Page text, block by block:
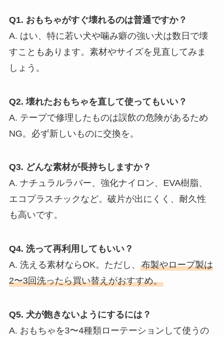
Q1. おもちゃがすぐ壊れるのは普通ですか？
A. はい、特に若い犬や噛み癖の強い犬は数日で壊
すこともあります。素材やサイズを見直してみま
しょう。
Q2. 壊れたおもちゃを直して使ってもいい？
A. テープで修理したものは誤飲の危険があるため
NG。必ず新しいものに交換を。
Q3. どんな素材が長持ちしますか？
A. ナチュラルラバー、強化ナイロン、EVA樹脂、
エコプラスチックなど。破片が出にくく、耐久性
も高いです。
Q4. 洗って再利用してもいい？
A. 洗える素材ならOK。ただし、 布製やロープ製は
2〜3回洗ったら買い替えがおすすめ。
Q5. 犬が飽きないようにするには？
A. おもちゃを3〜4種類ローテーションして使うの